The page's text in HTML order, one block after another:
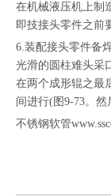
在机械液压机上制
即技接头零件之前
6.装配接头零件备
光滑的圆柱难头采
在两个成形辊之最
间进行(图9-73。然
不锈钢软管